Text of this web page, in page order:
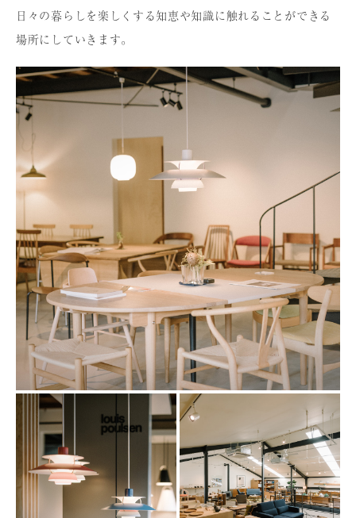
⽇々の暮らしを楽しくする知恵や知識に触れることができる
場所にしていきます。